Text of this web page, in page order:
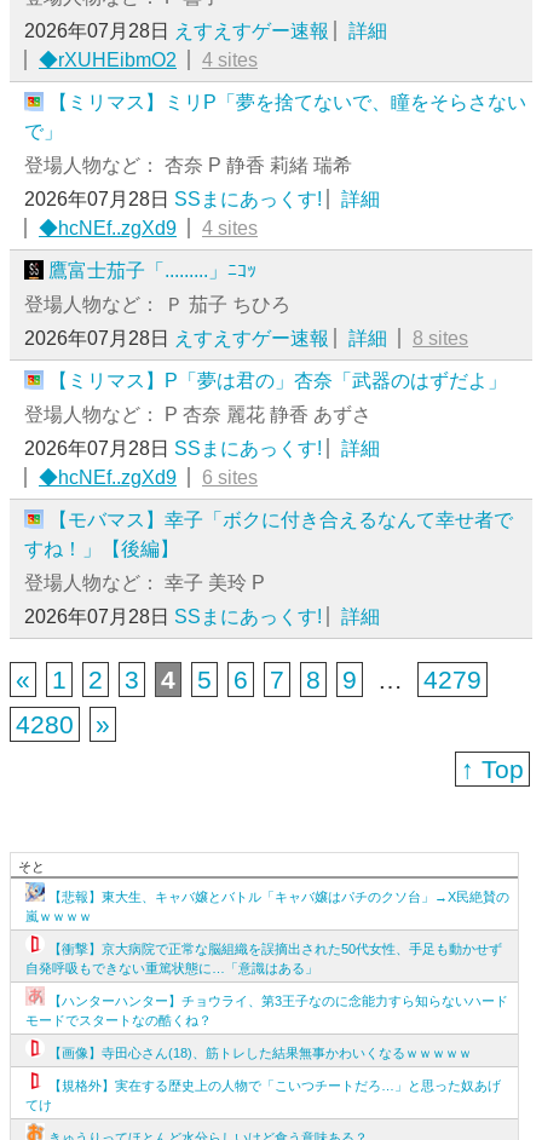
2026年07月28日
えすえすゲー速報
詳細
◆rXUHEibmO2
4 sites
【ミリマス】ミリP「夢を捨てないで、瞳をそらさない
で」
登場人物など： 杏奈 P 静香 莉緒 瑞希
2026年07月28日 SSまにあっくす!
詳細
◆hcNEf..zgXd9
4 sites
鷹富士茄子「.........」ﾆｺｯ
登場人物など： Ｐ 茄子 ちひろ
2026年07月28日
えすえすゲー速報 詳細 8 sites
【ミリマス】P「夢は君の」杏奈「武器のはずだよ」
登場人物など： P 杏奈 麗花 静香 あずさ
2026年07月28日 SSまにあっくす!
詳細
◆hcNEf..zgXd9
6 sites
【モバマス】幸子「ボクに付き合えるなんて幸せ者で
すね！」【後編】
登場人物など： 幸子 美玲 P
2026年07月28日 SSまにあっくす! 詳細
« 1 2 3 4 5 6 7 8 9 …
4279
4280
»
↑ Top
そと
【悲報】東大生、キャバ嬢とバトル「キャバ嬢はパチのクソ台」→X民絶賛の
嵐ｗｗｗｗ
【衝撃】京大病院で正常な脳組織を誤摘出された50代女性、手足も動かせず
自発呼吸もできない重篤状態に…「意識はある」
【ハンターハンター】チョウライ、第3王子なのに念能力すら知らないハード
モードでスタートなの酷くね？
【画像】寺田心さん(18)、筋トレした結果無事かわいくなるｗｗｗｗｗ
【規格外】実在する歴史上の人物で「こいつチートだろ…」と思った奴あげ
てけ